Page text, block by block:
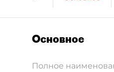
Основное
Полное